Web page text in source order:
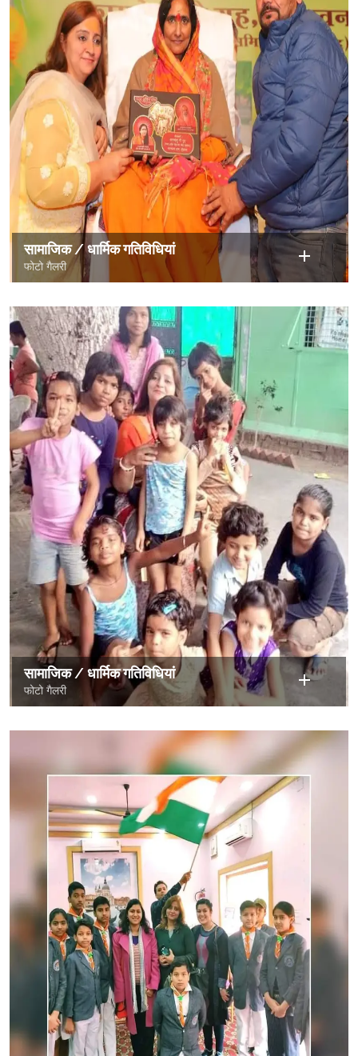
सामाजिक / धार्मिक गतिविधियां
फोटो गैलरी
सामाजिक / धार्मिक गतिविधियां
फोटो गैलरी